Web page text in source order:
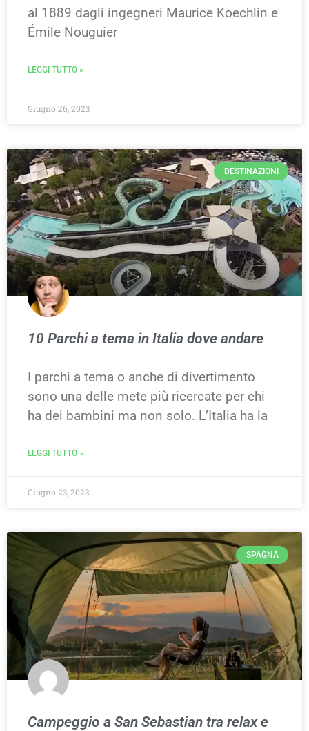
al 1889 dagli ingegneri Maurice Koechlin e
Émile Nouguier
LEGGI TUTTO »
Giugno 26, 2023
DESTINAZIONI
10 Parchi a tema in Italia dove andare
I parchi a tema o anche di divertimento
sono una delle mete più ricercate per chi
ha dei bambini ma non solo. L’Italia ha la
LEGGI TUTTO »
Giugno 23, 2023
SPAGNA
Campeggio a San Sebastian tra relax e